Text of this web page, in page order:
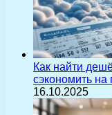
Как найти
сэкономить на
16.10.2025